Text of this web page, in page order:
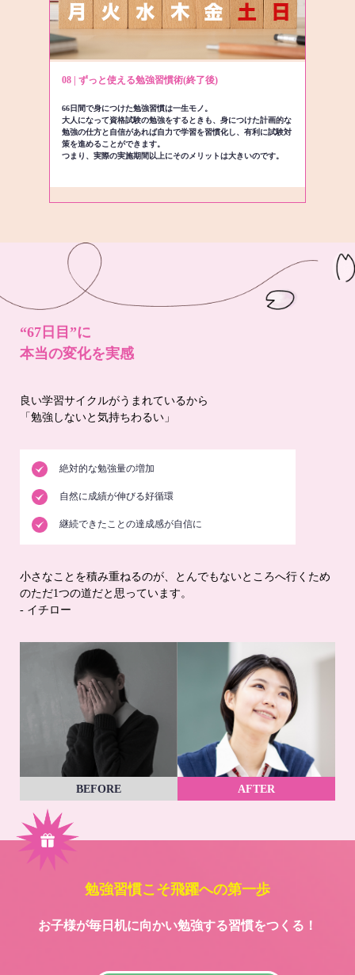
08 | ずっと使える勉強習慣術(終了後)
66日間で身につけた勉強習慣は一生モノ。
大人になって資格試験の勉強をするときも、身につけた計画的な
勉強の仕方と自信があれば自力で学習を習慣化し、有利に試験対
策を進めることができます。
つまり、実際の実施期間以上にそのメリットは大きいのです。
“67日目”に
本当の変化を実感
良い学習サイクルがうまれているから
「勉強しないと気持ちわるい」
絶対的な勉強量の増加
自然に成績が伸びる好循環
継続できたことの達成感が自信に
小さなことを積み重ねるのが、とんでもないところへ行くため
のただ1つの道だと思っています。
- イチロー
BEFORE AFTER
勉強習慣こそ飛躍への第一歩
お子様が毎日机に向かい勉強する習慣をつくる！